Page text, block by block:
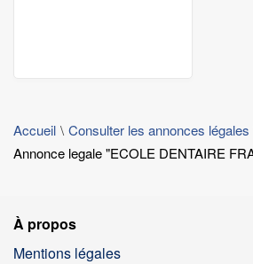
Accueil Consulter les annonces légales
Annonce legale "ECOLE DENTAIRE
À propos
Mentions légales